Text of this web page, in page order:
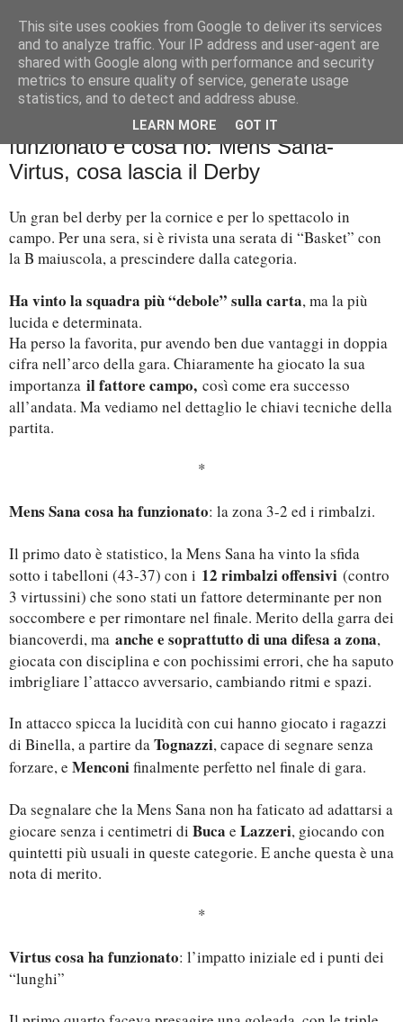
Palla al cerchio
martedì 14 marzo 2023
FOCUS Zona e rotazioni, cosa ha
funzionato e cosa no: Mens Sana-
Virtus, cosa lascia il Derby
Un gran bel derby per la cornice e per lo spettacolo in
campo. Per una sera, si è rivista una serata di “Basket” con
la B maiuscola, a prescindere dalla categoria.
Ha vinto la squadra più “debole” sulla carta, ma la più
lucida e determinata.
Ha perso la favorita, pur avendo ben due vantaggi in doppia
cifra nell’arco della gara. Chiaramente ha giocato la sua
importanza il fattore campo, così come era successo
all’andata. Ma vediamo nel dettaglio le chiavi tecniche della
partita.
*
Mens Sana cosa ha funzionato: la zona 3-2 ed i rimbalzi.
Il primo dato è statistico, la Mens Sana ha vinto la sfida
sotto i tabelloni (43-37) con i 12 rimbalzi offensivi (contro
3 virtussini) che sono stati un fattore determinante per non
soccombere e per rimontare nel finale. Merito della garra dei
biancoverdi, ma anche e soprattutto di una difesa a zona,
giocata con disciplina e con pochissimi errori, che ha saputo
imbrigliare l’attacco avversario, cambiando ritmi e spazi.
In attacco spicca la lucidità con cui hanno giocato i ragazzi
di Binella, a partire daTognazzi, capace di segnare senza
forzare, e Menconifinalmente perfetto nel finale di gara.
Da segnalare che la Mens Sana non ha faticato ad adattarsi a
giocare senza i centimetri di Buca e Lazzeri, giocando con
quintetti più usuali in queste categorie. E anche questa è una
nota di merito.
*
Virtus cosa ha funzionato: l’impatto iniziale ed i punti dei
“lunghi”
This site uses cookies from Google to deliver its services
and to analyze traffic. Your IP address and user-agent are
shared with Google along with performance and security
metrics to ensure quality of service, generate usage
statistics, and to detect and address abuse.
LEARN MORE GOT IT